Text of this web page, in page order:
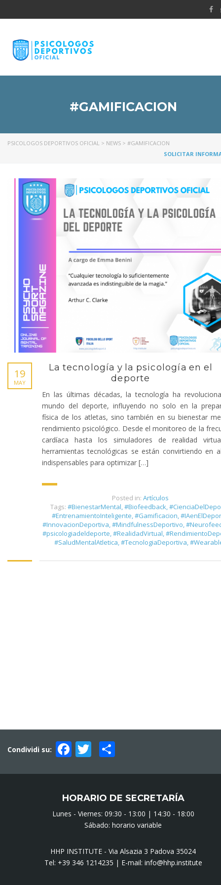
#GAMIFICACION
PSICOLOGOS DEPORTIVOS OFICIAL > NEWS > #GAMIFICACION
SOLICITAR
19
MAY
La tecnología y la psicología en el
deporte
En las últimas décadas, la tecnología ha
mundo del deporte, influyendo no solo en la
física de los atletas, sino también en su bienestar
rendimiento psicológico. Desde el monitoreo de la
cardíaca hasta los simuladores de realidad
herramientas tecnológicas se están convirtiendo en
indispensables para optimizar […]
Posted in: Artículos
Tags: #BienestarMental #Biofeedback
#EntrenamientoInteligente #Gamificacion
#InnovacionDeportiva #MindfulnessDeportivo
#psicologiadeldeporte #RealidadVirtual
#SaludMentalAtletica #TecnologiaDeportiva
Condividi su: Facebook
Twitter
HORARIO DE SECRETARÍA
Lunes - Viernes: 09:30 - 13:00 | 14:30 - 18:00
Sábado: horario variable
HHP INSTITUTE - Via Alsazia 3 Padova 35024
Tel: +39 346 1214235 | E-mail: info@hhp.institute